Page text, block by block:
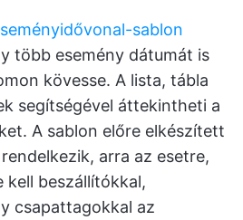
sablon
több esemény dátumát is
kövesse. A lista, tábla
segítségével áttekintheti a
A sablon előre elkészített
arra az esetre,
kell beszállítókkal,
csapattagokkal az